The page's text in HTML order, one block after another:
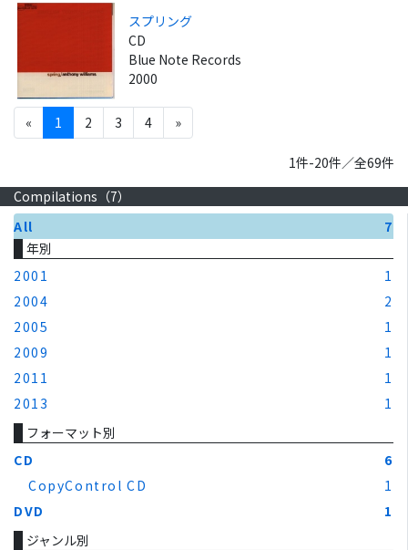
スプリング
CD
Blue Note Records
2000
« 1 2 3 4 »
1件-20件／全69件
Compilations（7）
All
7
年別
2001
1
2004
2
2005
1
2009
1
2011
1
2013
1
フォーマット別
CD
6
CopyControl CD
1
DVD
1
ジャンル別